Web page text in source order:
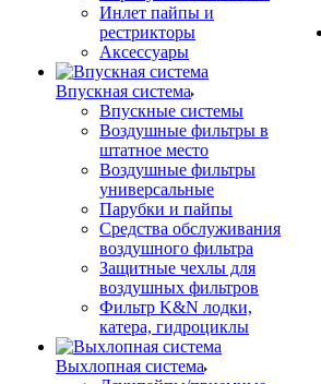
Инлет пайпы и
рестрикторы
Аксессуары
Впускная система
Впускные системы
Воздушные фильтры в
штатное место
Воздушные фильтры
универсальные
Парубки и пайпы
Средства обслуживания
воздушного фильтра
Защитные чехлы для
воздушных фильтров
Фильтр K&N лодки,
катера, гидроциклы
Выхлопная система